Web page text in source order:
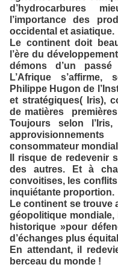
d’hydrocarbures
l’importance des
occidental et asiatique.
Le continent doit
l’ère du
démons d’un
L’Afrique
Philippe Hugon de
et stratégiques( Iris),
de matières
Toujours selon
consommateur
Il risque de redevenir
des autres. Et à
convoitises, les
inquiétante proportion.
Le continent se trouve
géopolitique
historique »pour
d’échanges plus
En attendant, il
berceau du monde !